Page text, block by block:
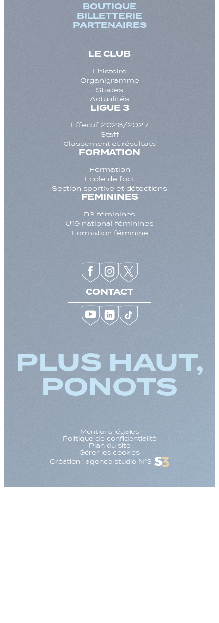
BOUTIQUE
BILLETTERIE
PARTENAIRES
LE CLUB
L’histoire
Organigramme
Stades
Actualités
LIGUE 3
Effectif 2026/2027
Staff
Classement et résultats
FORMATION
Formation
Ecole de foot
Section sportive et détections
FEMININES
D3 féminines
U19 national féminines
Formation féminine
CONTACT
PLUS HAUT,
PONOTS
Mentions légales
Politique de confidentialité
Plan du site
Gérer les cookies
Création : agence studio N°3